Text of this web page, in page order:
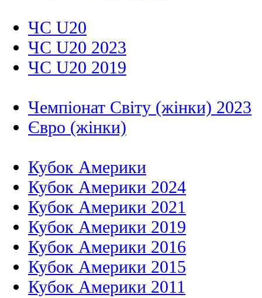
ЧС U20
ЧС U20 2023
ЧС U20 2019
Чемпіонат Світу (жінки) 2023
Євро (жінки)
Кубок Америки
Кубок Америки 2024
Кубок Америки 2021
Кубок Америки 2019
Кубок Америки 2016
Кубок Америки 2015
Кубок Америки 2011